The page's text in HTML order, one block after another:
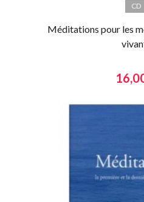
CD
Méditations pour les